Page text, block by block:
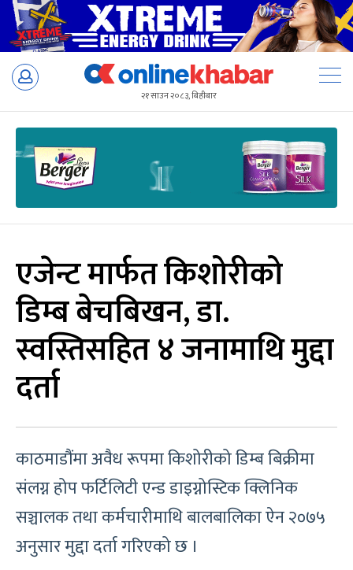
Skip
२१ साउन २०८३, बिहीबार
एजेन्ट मार्फत किशोरीको
डिम्ब बेचबिखन, डा.
स्वस्तिसहित ४ जनामाथि मुद्दा
दर्ता
काठमाडौंमा अवैध रूपमा किशोरीको डिम्ब बिक्रीमा
संलग्न होप फर्टिलिटी एन्ड डाइग्नोस्टिक क्लिनिक
सञ्चालक तथा कर्मचारीमाथि बालबालिका ऐन २०७५
अनुसार मुद्दा दर्ता गरिएको छ ।